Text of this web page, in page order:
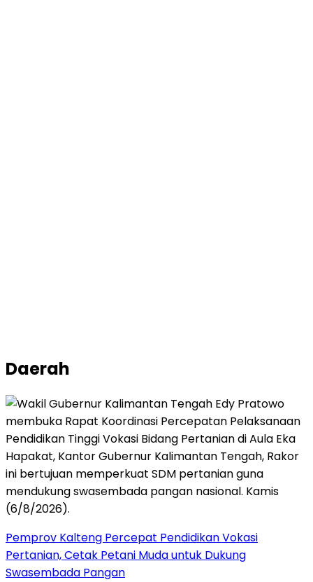
Daerah
Pemprov Kalteng Percepat Pendidikan Vokasi
Pertanian, Cetak Petani Muda untuk Dukung
Swasembada Pangan